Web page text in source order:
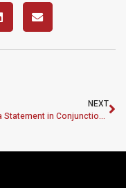
NEXT
Media Statement in Conjunction with International Women’s Day